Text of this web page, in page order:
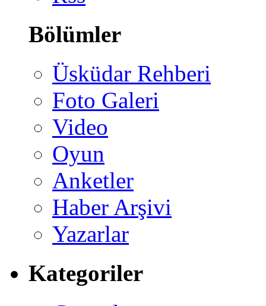
Bölümler
Üsküdar Rehberi
Foto Galeri
Video
Oyun
Anketler
Haber Arşivi
Yazarlar
Kategoriler